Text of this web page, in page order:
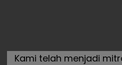
Kami telah menjadi